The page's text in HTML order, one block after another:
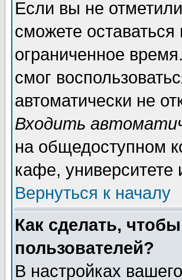
Если вы не
сможете
ограниченное
смог
автоматически не
Входить
на общедоступном
кафе, университете
Вернуться к началу
Как сделать,
пользователей?
В настройках